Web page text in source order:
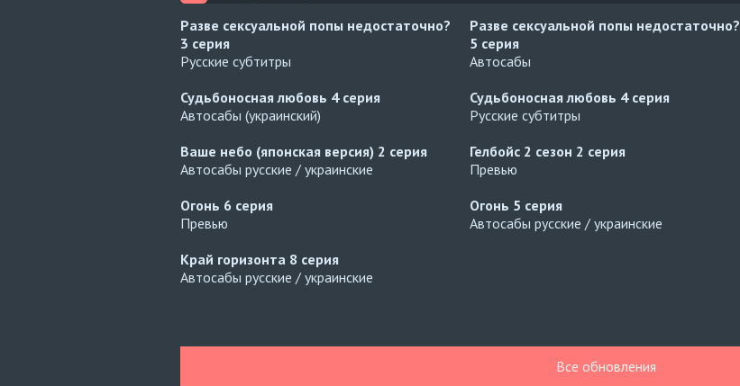
Разве сексуальной попы недостаточно?
3 серия
Русские субтитры
Разве сексуальной попы недостаточно?
5 серия
Автосабы
Судьбоносная любовь 4 серия
Автосабы (украинский)
Судьбоносная любовь 4 серия
Русские субтитры
Ваше небо (японская версия) 2 серия
Автосабы русские / украинские
Гелбойс 2 сезон 2 серия
Превью
Огонь 6 серия
Превью
Огонь 5 серия
Автосабы русские / украинские
Край горизонта 8 серия
Автосабы русские / украинские
Все обновления